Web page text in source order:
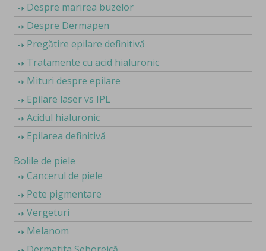
Despre marirea buzelor
Despre Dermapen
Pregătire epilare definitivă
Tratamente cu acid hialuronic
Mituri despre epilare
Epilare laser vs IPL
Acidul hialuronic
Epilarea definitivă
Bolile de piele
Cancerul de piele
Pete pigmentare
Vergeturi
Melanom